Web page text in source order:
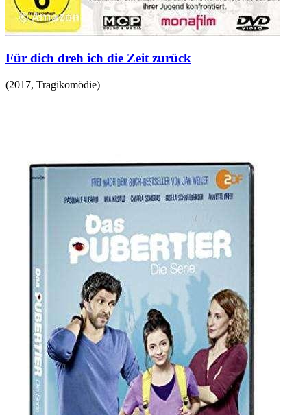
Für dich dreh ich die Zeit zurück
(2017, Tragikomödie)